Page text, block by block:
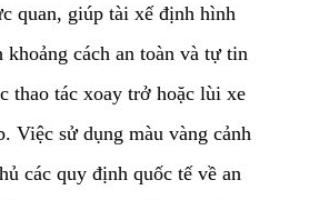
quan, giúp tài xế định hình
cách an toàn và tự tin
thao tác xoay trở hoặc lùi xe
Việc sử dụng màu vàng cảnh
các quy định quốc tế về an